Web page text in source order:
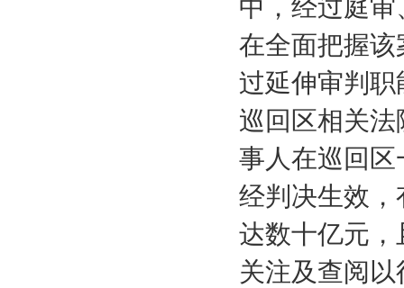
中，经过庭
在全面把握
过延伸审判
巡回区相关
事人在巡回
经判决生效
达数十亿元
关注及查阅